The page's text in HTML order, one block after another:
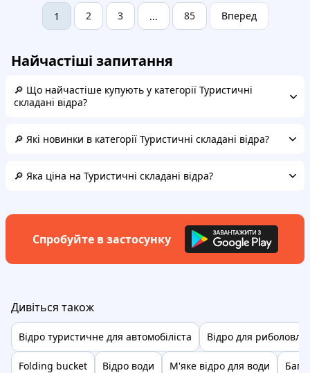
1 2 3 ... 85 Вперед
Найчастіші запитання
🔎 Що найчастіше купують у категорії Туристичні
складані відра?
🔎 Які новинки в категорії Туристичні складані відра?
🔎 Яка ціна на Туристичні складані відра?
Спробуйте в застосунку
Дивіться також
Відро туристичне для автомобіліста Відро для риболовлі
Folding bucket Відро води М'яке відро для води